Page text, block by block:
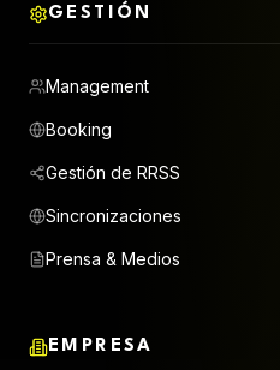
GESTIÓN
Management
Booking
Gestión de RRSS
Sincronizaciones
Prensa & Medios
EMPRESA